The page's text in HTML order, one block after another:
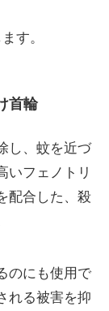
す。
首輪
し、蚊を近づ
いフェノトリ
配合した、殺
のにも使用で
れる被害を抑